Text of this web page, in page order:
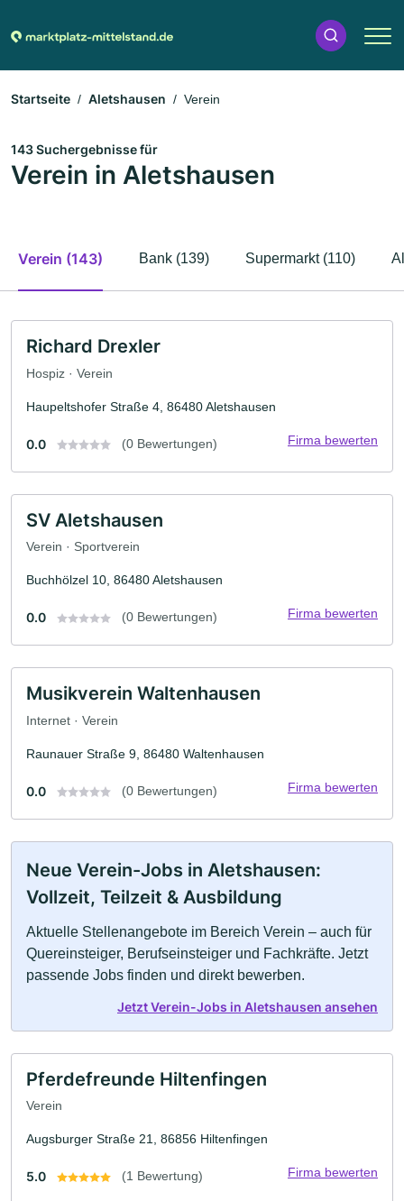
Startseite Aletshausen Verein
143 Suchergebnisse für
Verein in Aletshausen
Verein (143) Bank (139) Supermarkt (110)
Richard Drexler
Hospiz · Verein
Haupeltshofer Straße 4, 86480 Aletshausen
0.0 (0 Bewertungen) Firma bewerten
SV Aletshausen
Verein · Sportverein
Buchhölzel 10, 86480 Aletshausen
0.0 (0 Bewertungen) Firma bewerten
Musikverein Waltenhausen
Internet · Verein
Raunauer Straße 9, 86480 Waltenhausen
0.0 (0 Bewertungen) Firma bewerten
Neue Verein-Jobs in Aletshausen:
Vollzeit, Teilzeit & Ausbildung
Aktuelle Stellenangebote im Bereich Verein – auch für
Quereinsteiger, Berufseinsteiger und Fachkräfte. Jetzt
passende Jobs finden und direkt bewerben.
Jetzt Verein-Jobs in Aletshausen ansehen
Pferdefreunde Hiltenfingen
Verein
Augsburger Straße 21, 86856 Hiltenfingen
5.0 (1 Bewertung) Firma bewerten